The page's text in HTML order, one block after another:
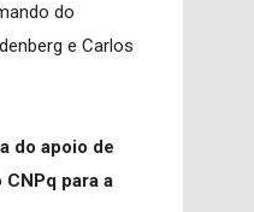
do
e Carlos
do apoio de
para a